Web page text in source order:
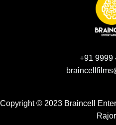
+91 9999
Copyright © 2023 Braincell